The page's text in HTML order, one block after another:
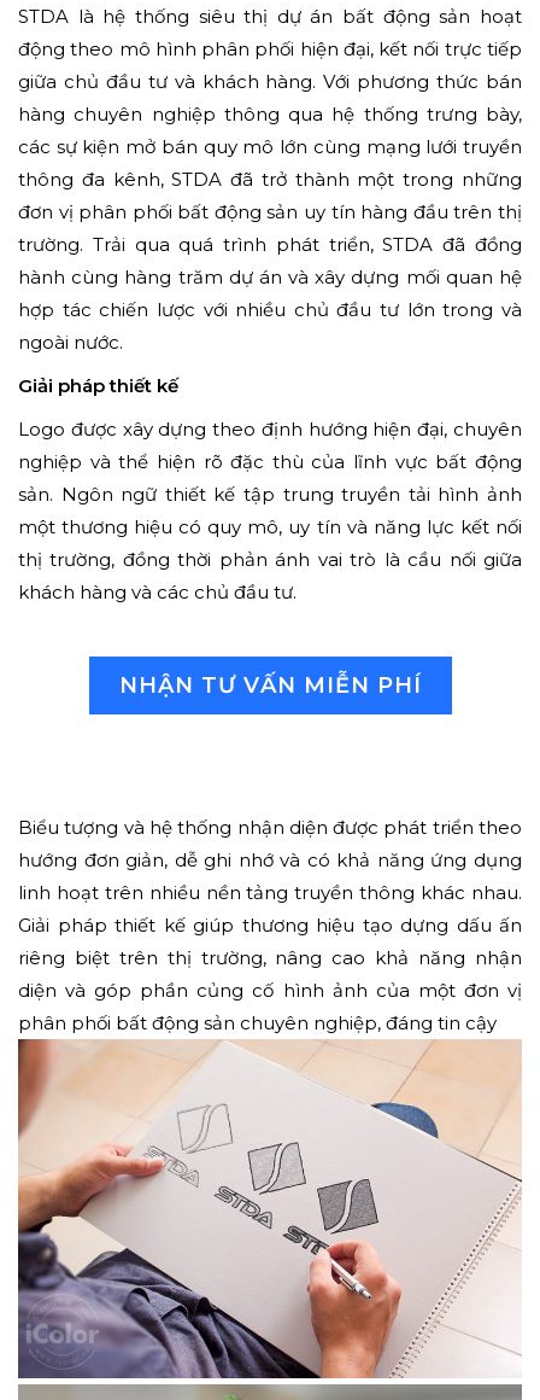
Biểu tượng và hệ thống nhận diện được phát triển theo
hướng đơn giản, dễ ghi nhớ và có khả năng ứng dụng
linh hoạt trên nhiều nền tảng truyền thông khác nhau.
Giải pháp thiết kế giúp thương hiệu tạo dựng dấu ấn
riêng biệt trên thị trường, nâng cao khả năng nhận
diện và góp phần củng cố hình ảnh của một đơn vị
phân phối bất động sản chuyên nghiệp, đáng tin cậy
STDA là hệ thống siêu thị dự án bất động sản hoạt
động theo mô hình phân phối hiện đại, kết nối trực tiếp
giữa chủ đầu tư và khách hàng. Với phương thức bán
hàng chuyên nghiệp thông qua hệ thống trưng bày,
các sự kiện mở bán quy mô lớn cùng mạng lưới truyền
thông đa kênh, STDA đã trở thành một trong những
đơn vị phân phối bất động sản uy tín hàng đầu trên thị
trường. Trải qua quá trình phát triển, STDA đã đồng
hành cùng hàng trăm dự án và xây dựng mối quan hệ
hợp tác chiến lược với nhiều chủ đầu tư lớn trong và
ngoài nước.
Giải pháp thiết kế
Logo được xây dựng theo định hướng hiện đại, chuyên
nghiệp và thể hiện rõ đặc thù của lĩnh vực bất động
sản. Ngôn ngữ thiết kế tập trung truyền tải hình ảnh
một thương hiệu có quy mô, uy tín và năng lực kết nối
thị trường, đồng thời phản ánh vai trò là cầu nối giữa
khách hàng và các chủ đầu tư.
NHẬN TƯ VẤN MIỄN PHÍ